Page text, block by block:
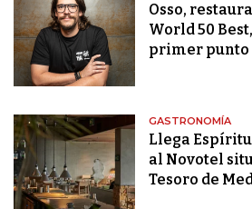
Osso,
World 50
primer punto
GASTRONOMÍA
Llega
al Novotel
Tesoro de